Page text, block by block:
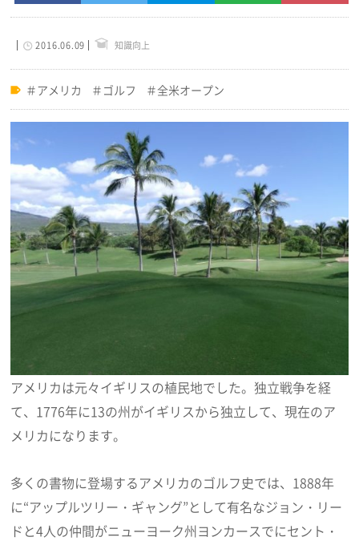
2016.06.09 知識向上
アメリカ ゴルフ 全米オープン
アメリカは元々イギリスの植民地でした。独立戦争を経
て、1776年に13の州がイギリスから独立して、現在のア
メリカになります。
多くの書物に登場するアメリカのゴルフ史では、1888年
に“アップルツリー・ギャング”として有名なジョン・リー
ドと4人の仲間がニューヨーク州ヨンカースでにセント・